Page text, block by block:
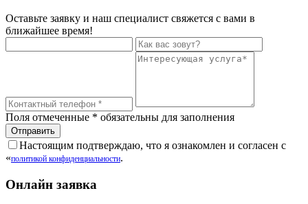
Оставьте заявку и наш специалист свяжется с вами в
ближайшее время!
Поля отмеченные * обязательны для заполнения
Настоящим подтверждаю, что я ознакомлен и согласен с
«политикой конфиденциальности.
Онлайн заявка